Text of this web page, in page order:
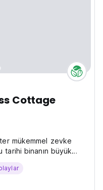
Cottage
mükemmel zevke
binanın büyük
Cottage'ın keyfine